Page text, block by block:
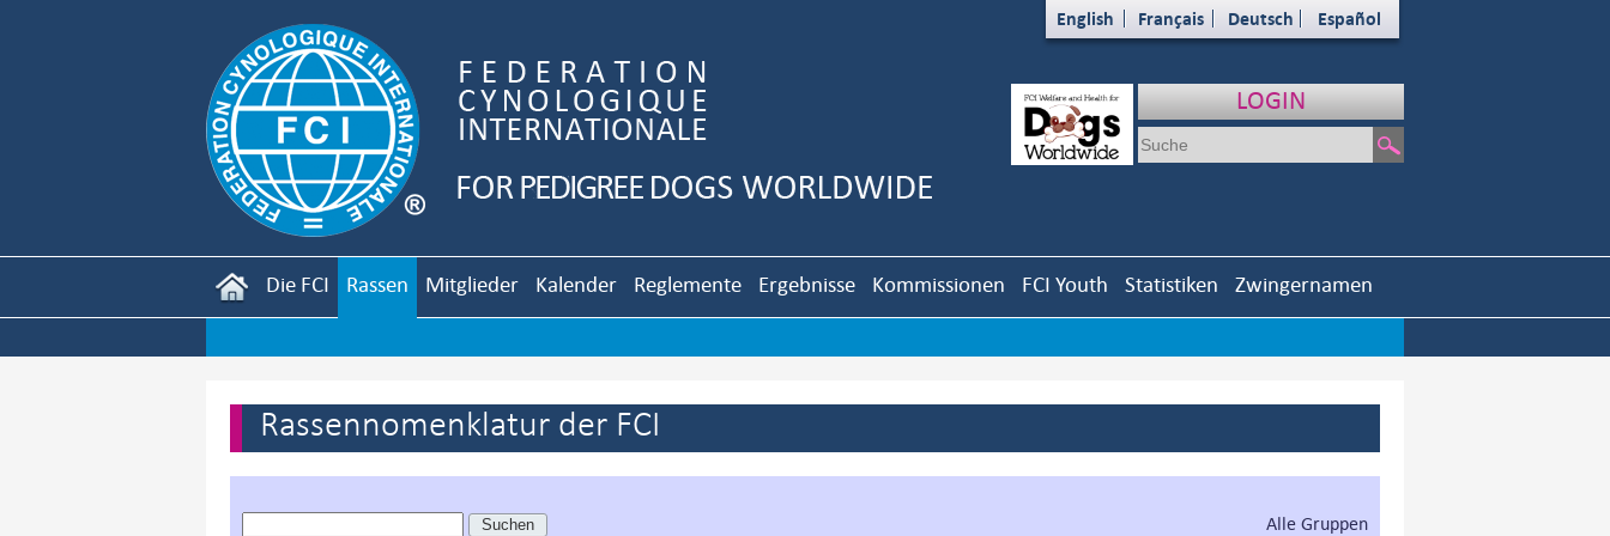
English Français Deutsch Español
LOGIN
Die FCI Rassen Mitglieder Kalender Reglemente Ergebnisse Kommissionen FCI Youth Statistiken Zwingernamen
Rassennomenklatur der FCI
Alle Gruppen